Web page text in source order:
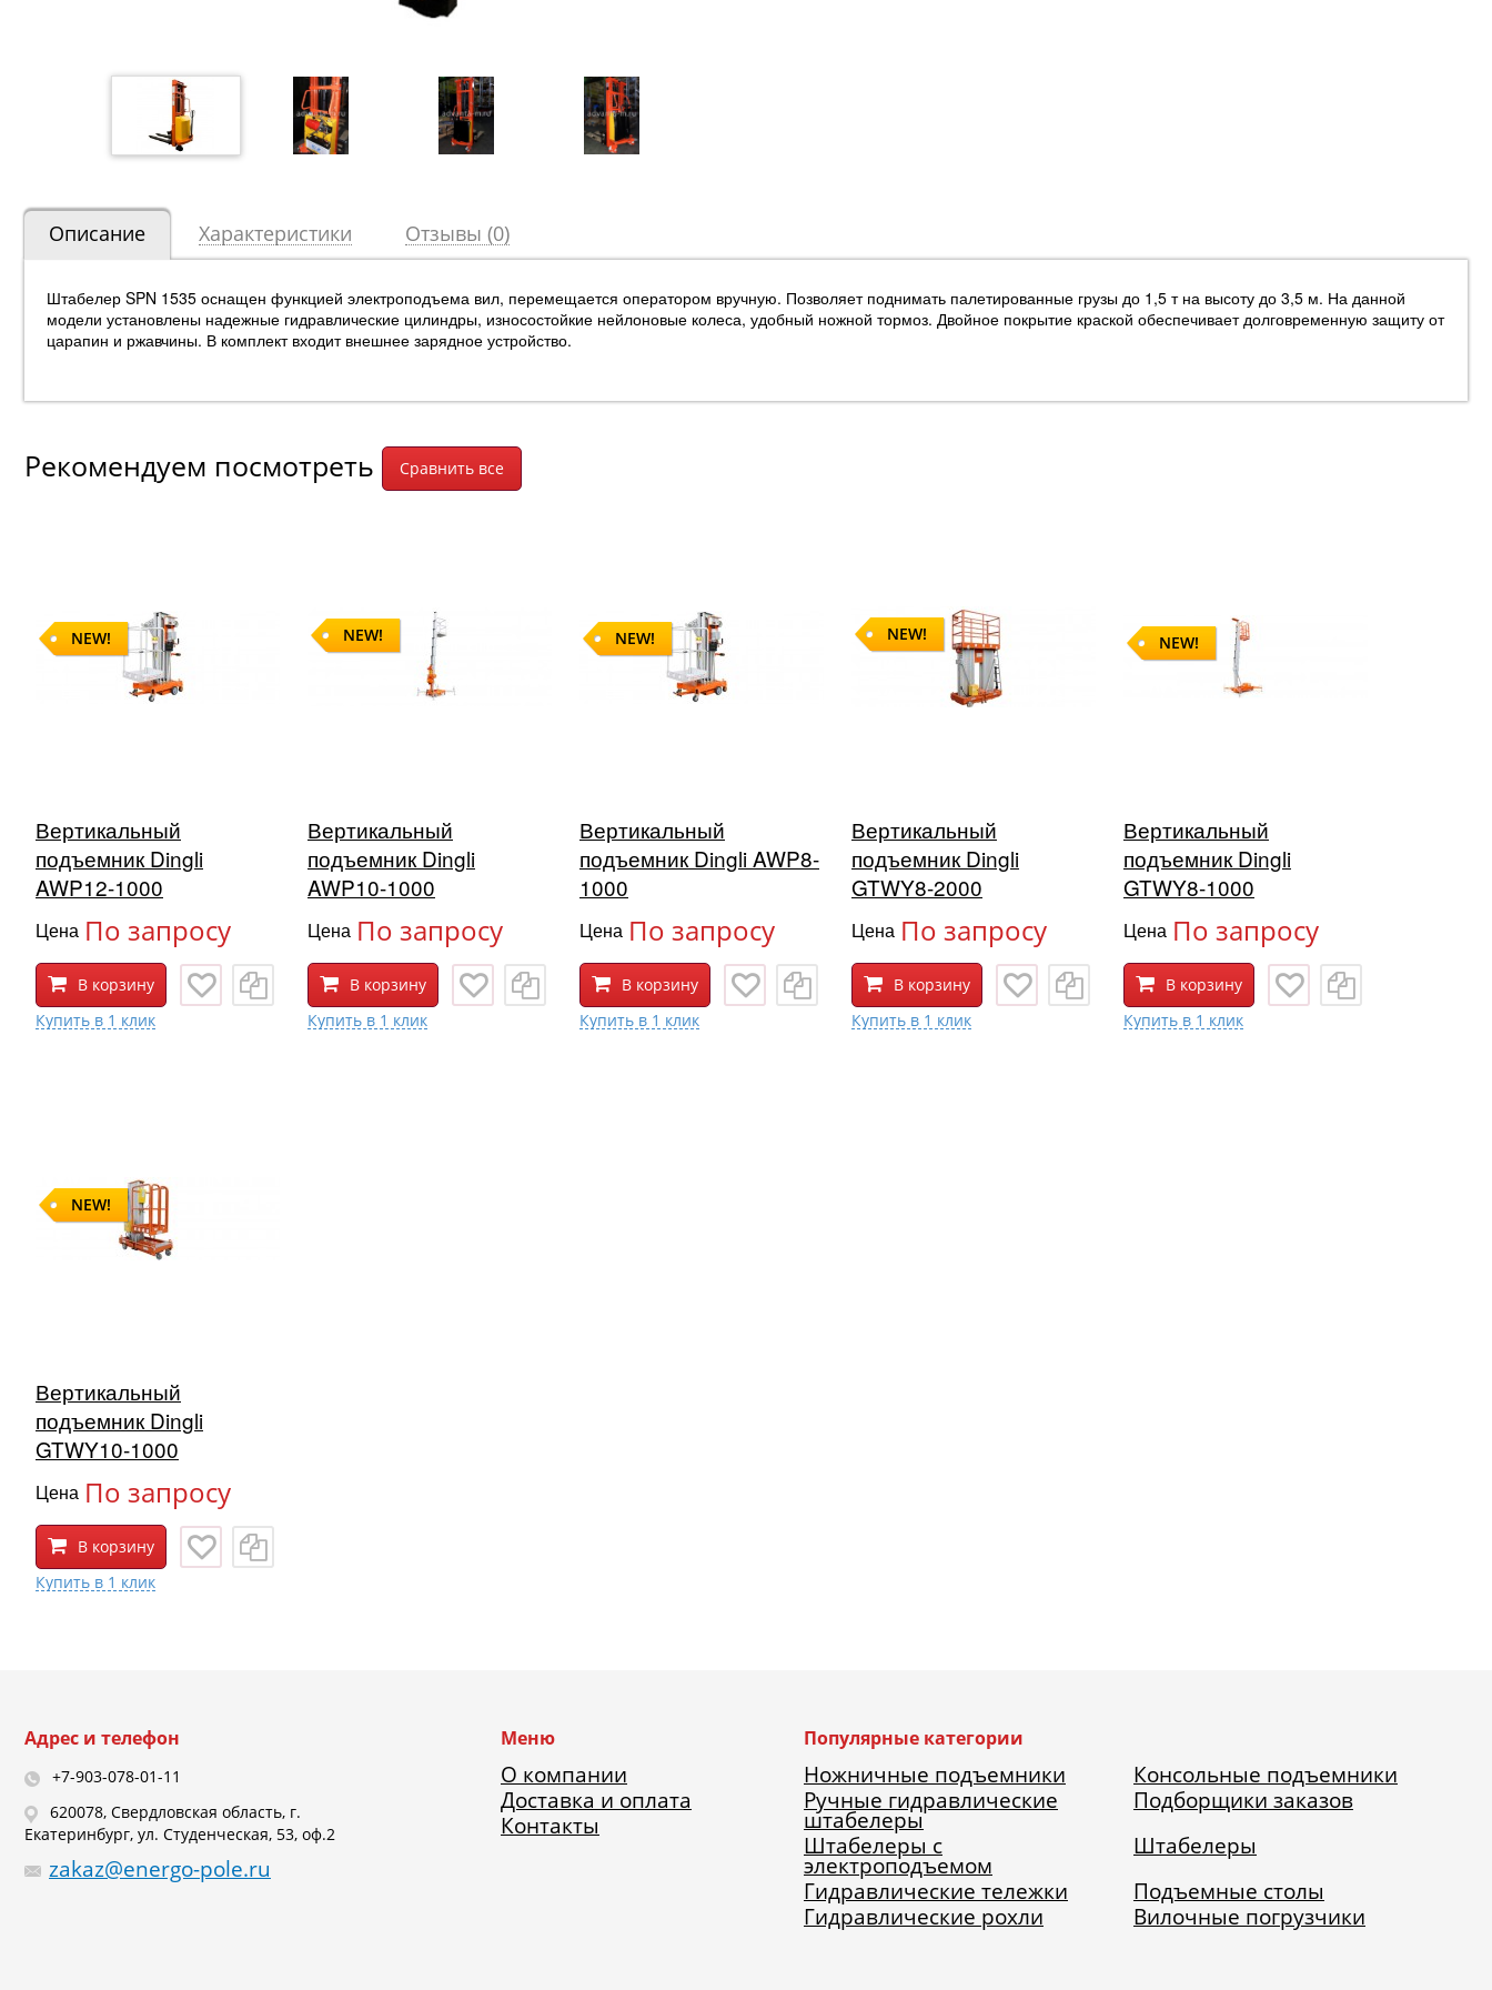
Описание Характеристики Отзывы (0)
Штабелер SPN 1535 оснащен функцией электроподъема вил, перемещается оператором вручную. Позволяет поднимать палетированные грузы до 1,5 т на высоту до 3,5 м. На данной
модели установлены надежные гидравлические цилиндры, износостойкие нейлоновые колеса, удобный ножной тормоз. Двойное покрытие краской обеспечивает долговременную защиту от
царапин и ржавчины. В комплект входит внешнее зарядное устройство.
Рекомендуем посмотреть
NEW!
Вертикальный
подъемник Dingli
AWP12-1000
Цена По запросу
В корзину
NEW!
Вертикальный
подъемник Dingli
AWP10-1000
Цена По запросу
В корзину
NEW!
Вертикальный
подъемник Dingli AWP8-
1000
Цена По запросу
В корзину
NEW!
Вертикальный
подъемник Dingli
GTWY8-2000
Цена По запросу
В корзину
NEW!
Вертикальный
подъемник Dingli
GTWY8-1000
Цена По запросу
В корзину
NEW!
Вертикальный
подъемник Dingli
GTWY10-1000
Цена По запросу
В корзину
Адрес и телефон
+7-903-078-01-11
620078, Свердловская область, г.
Екатеринбург, ул. Студенческая, 53, оф.2
zakaz@energo-pole.ru
Меню
О компании
Доставка и оплата
Контакты
Популярные категории
Ножничные подъемники
Консольные подъемники
Ручные гидравлические
штабелеры
Подборщики заказов
Штабелеры с
электроподъемом
Штабелеры
Гидравлические тележки
Подъемные столы
Гидравлические рохли
Вилочные погрузчики